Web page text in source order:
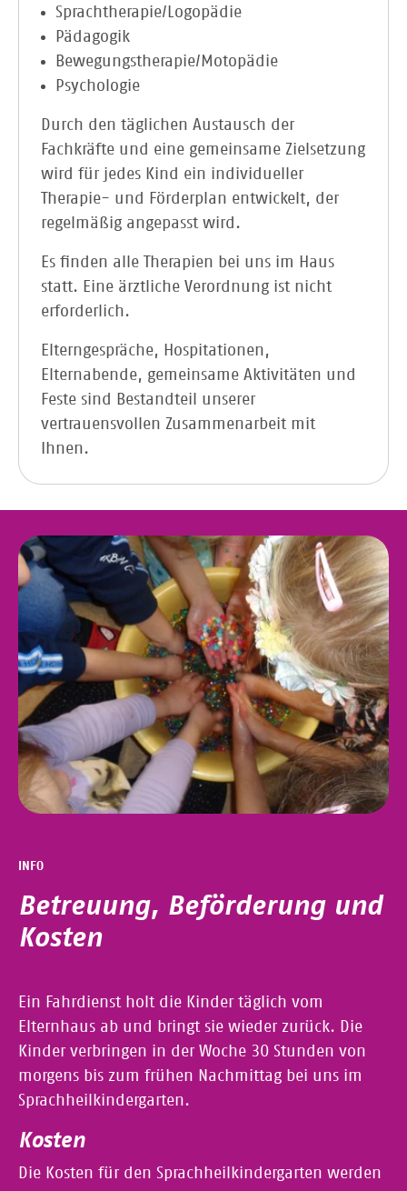
Sprachtherapie/Logopädie
Pädagogik
Bewegungstherapie/Motopädie
Psychologie
Durch den täglichen Austausch der
Fachkräfte und eine gemeinsame Zielsetzung
wird für jedes Kind ein individueller
Therapie- und Förderplan entwickelt, der
regelmäßig angepasst wird.
Es finden alle Therapien bei uns im Haus
statt. Eine ärztliche Verordnung ist nicht
erforderlich.
Elterngespräche, Hospitationen,
Elternabende, gemeinsame Aktivitäten und
Feste sind Bestandteil unserer
vertrauensvollen Zusammenarbeit mit
Ihnen.
INFO
Betreuung, Beförderung und
Kosten
Ein Fahrdienst holt die Kinder täglich vom
Elternhaus ab und bringt sie wieder zurück. Die
Kinder verbringen in der Woche 30 Stunden von
morgens bis zum frühen Nachmittag bei uns im
Sprachheilkindergarten.
Kosten
Die Kosten für den Sprachheilkindergarten werden